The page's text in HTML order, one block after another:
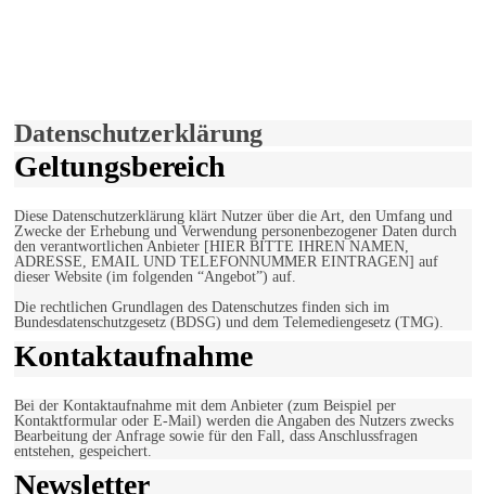
Datenschutzerklärung
Geltungsbereich
Diese Datenschutzerklärung klärt Nutzer über die Art, den Umfang und
Zwecke der Erhebung und Verwendung personenbezogener Daten durch
den verantwortlichen Anbieter [HIER BITTE IHREN NAMEN,
ADRESSE, EMAIL UND TELEFONNUMMER EINTRAGEN] auf
dieser Website (im folgenden “Angebot”) auf.
Die rechtlichen Grundlagen des Datenschutzes finden sich im
Bundesdatenschutzgesetz (BDSG) und dem Telemediengesetz (TMG).
Kontaktaufnahme
Bei der Kontaktaufnahme mit dem Anbieter (zum Beispiel per
Kontaktformular oder E-Mail) werden die Angaben des Nutzers zwecks
Bearbeitung der Anfrage sowie für den Fall, dass Anschlussfragen
entstehen, gespeichert.
Newsletter